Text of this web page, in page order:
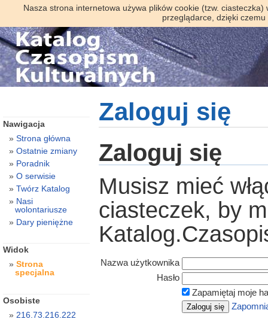
Nasza strona internetowa używa plików cookie (tzw.
przeglądarce, dzięki
Zaloguj się
Zaloguj się
Musisz mieć
ciasteczek, by
Nazwa użytkownika
Hasło
Zapamiętaj moje
Nawigacja
Strona główna
Ostatnie zmiany
Poradnik
O serwisie
Twórz Katalog
Nasi
wolontariusze
Dary pieniężne
Widok
Strona
specjalna
Osobiste
216.73.216.222